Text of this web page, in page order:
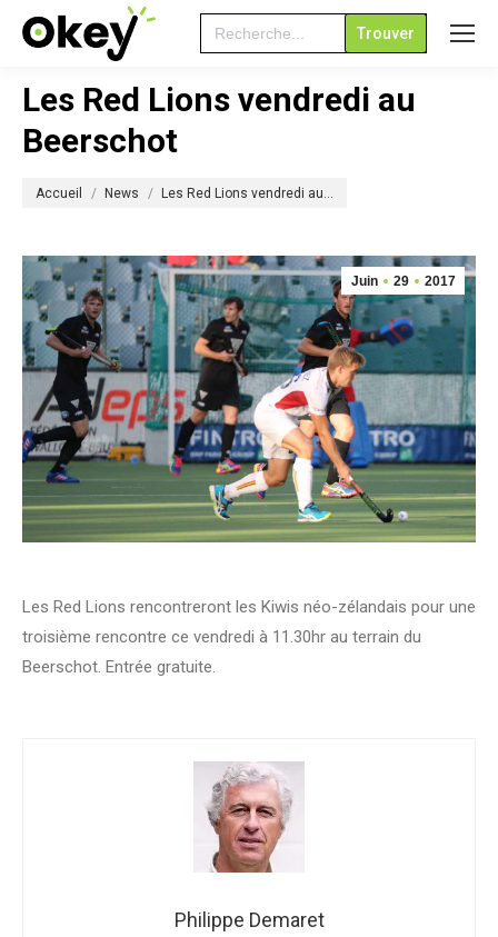
Search
for:
Les Red Lions vendredi au
Beerschot
Accueil News Les Red Lions vendredi au…
Juin 29 2017
Les Red Lions rencontreront les Kiwis néo-zélandais pour une
troisième rencontre ce vendredi à 11.30hr au terrain du
Beerschot. Entrée gratuite.
Philippe Demaret